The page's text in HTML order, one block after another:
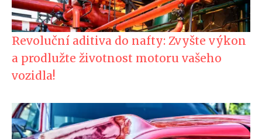
Revoluční aditiva do nafty: Zvyšte výkon
a prodlužte životnost motoru vašeho
vozidla!